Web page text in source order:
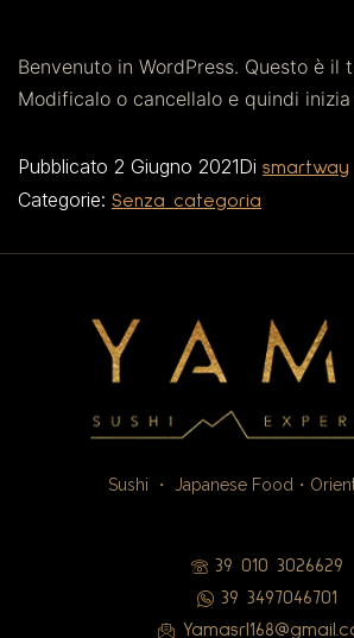
Benvenuto in WordPress. Questo è il
Modificalo o cancellalo e quindi
Pubblicato 2 Giugno 2021Di smartway
Categorie: Senza categoria
Sushi ・ Japanese Food・
39 010 3026629
39 3497046701